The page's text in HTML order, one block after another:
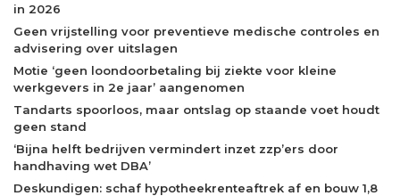
in 2026
Geen vrijstelling voor preventieve medische controles en
advisering over uitslagen
Motie ‘geen loondoorbetaling bij ziekte voor kleine
werkgevers in 2e jaar’ aangenomen
Tandarts spoorloos, maar ontslag op staande voet houdt
geen stand
‘Bijna helft bedrijven vermindert inzet zzp’ers door
handhaving wet DBA’
Deskundigen: schaf hypotheekrenteaftrek af en bouw 1,8